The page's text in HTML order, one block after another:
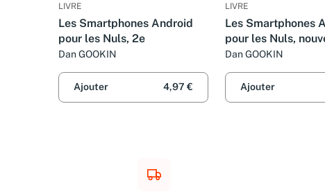
LIVRE
Les Smartphones Android
pour les Nuls, 2e
Dan GOOKIN
Ajouter 4,97 €
LIVRE
Les Smartphones
pour les Nuls,
édition
Dan GOOKIN
Ajouter